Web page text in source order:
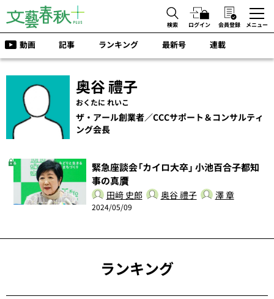
検索 ログイン 会員登録 メニュー
動画 記事 ランキング 最新号 連載
奥谷 禮子
おくたに れいこ
ザ・アール創業者／CCCサポート＆コンサルティ
ング会長
緊急座談会「カイロ大卒」 小池百合子都知
事の真贋
田﨑 史郎 奥谷 禮子 澤 章
2024/05/09
ランキング